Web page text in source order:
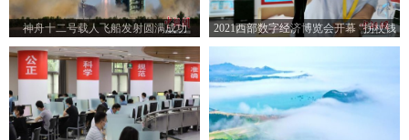
神舟十二号载人飞船发射圆满成功
2021西部数字经济博览会开幕 “拐杖钱
包”亮相